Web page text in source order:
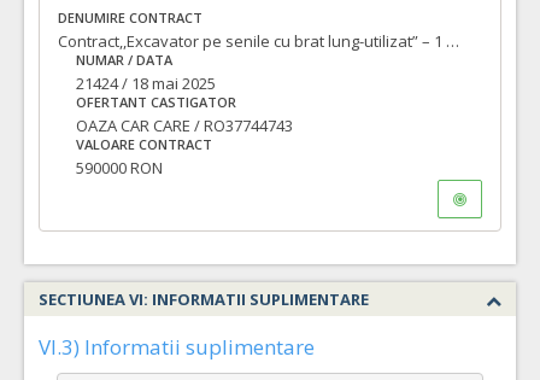
DENUMIRE CONTRACT
Contract,,Excavator pe senile cu brat lung-utilizat” – 1 buc
NUMAR / DATA
21424 / 18 mai 2025
OFERTANT CASTIGATOR
OAZA CAR CARE / RO37744743
VALOARE CONTRACT
590000 RON
SECTIUNEA VI: INFORMATII SUPLIMENTARE
VI.3) Informatii suplimentare